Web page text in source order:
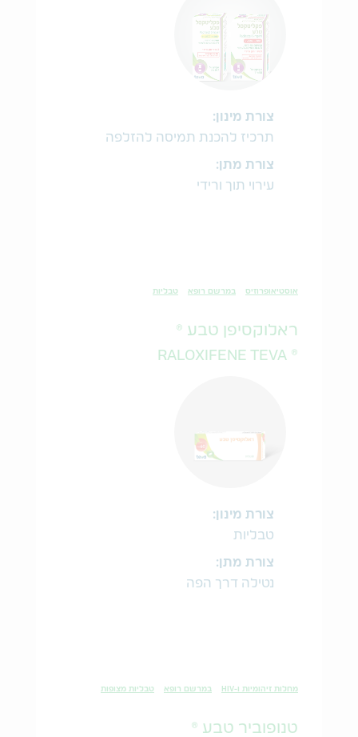
צורת מינון:
תרכיז להכנת תמיסה להזלפה
צורת מתן:
עירוי תוך ורידי
אוסטיאופרוזיס במרשם רופא טבליות
ראלוקסיפן טבע ®
® RALOXIFENE TEVA
צורת מינון:
טבליות
צורת מתן:
נטילה דרך הפה
מחלות זיהומיות ו-HIV במרשם רופא טבליות מצופות
טנופוביר טבע ®